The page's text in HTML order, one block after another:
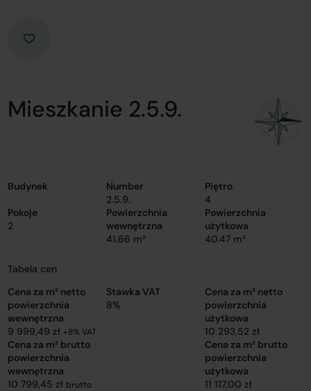
Mieszkanie 2.5.9.
Budynek
Number
2.5.9.
Piętro
4
Pokoje
2
Powierzchnia
wewnętrzna
41.66 m²
Powierzchnia
użytkowa
40.47 m²
Tabela cen
Cena za m² netto
powierzchnia
wewnętrzna
9 999,49 zł+8% VAT
Stawka VAT
8%
Cena za m² netto
powierzchnia
użytkowa
10 293,52 zł
Cena za m² brutto
powierzchnia
wewnętrzna
10 799,45 zł brutto
Cena za m² brutto
powierzchnia
użytkowa
11 117,00 zł